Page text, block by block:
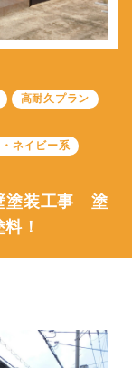
高耐久プラン
ネイビー系
塗装工事 塗
！